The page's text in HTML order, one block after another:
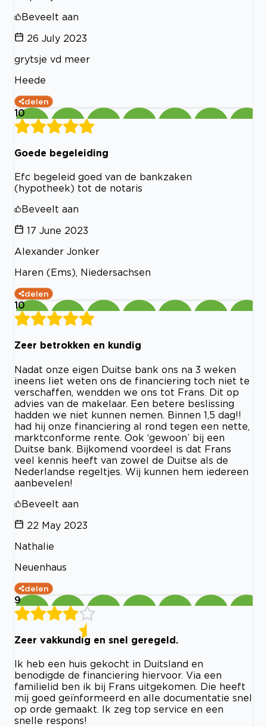
Beveelt aan
26 July 2023
grytsje vd meer
Heede
delen
10
Goede begeleiding
Efc begeleid goed van de bankzaken
(hypotheek) tot de notaris
Beveelt aan
17 June 2023
Alexander Jonker
Haren (Ems), Niedersachsen
delen
10
Zeer betrokken en kundig
Nadat onze eigen Duitse bank ons na 3 weken
ineens liet weten ons de financiering toch niet te
verschaffen, wendden we ons tot Frans. Dit op
advies van de makelaar. Een betere beslissing
hadden we niet kunnen nemen. Binnen 1,5 dag!!
had hij onze financiering al rond tegen een nette,
marktconforme rente. Ook ‘gewoon’ bij een
Duitse bank. Bijkomend voordeel is dat Frans
veel kennis heeft van zowel de Duitse als de
Nederlandse regeltjes. Wij kunnen hem iedereen
aanbevelen!
Beveelt aan
22 May 2023
Nathalie
Neuenhaus
delen
9
Zeer vakkundig en snel geregeld.
Ik heb een huis gekocht in Duitsland en
benodigde de financiering hiervoor. Via een
familielid ben ik bij Frans uitgekomen. Die heeft
mij goed geïnformeerd en alle documentatie snel
op orde gemaakt. Ik zeg top service en een
snelle respons!